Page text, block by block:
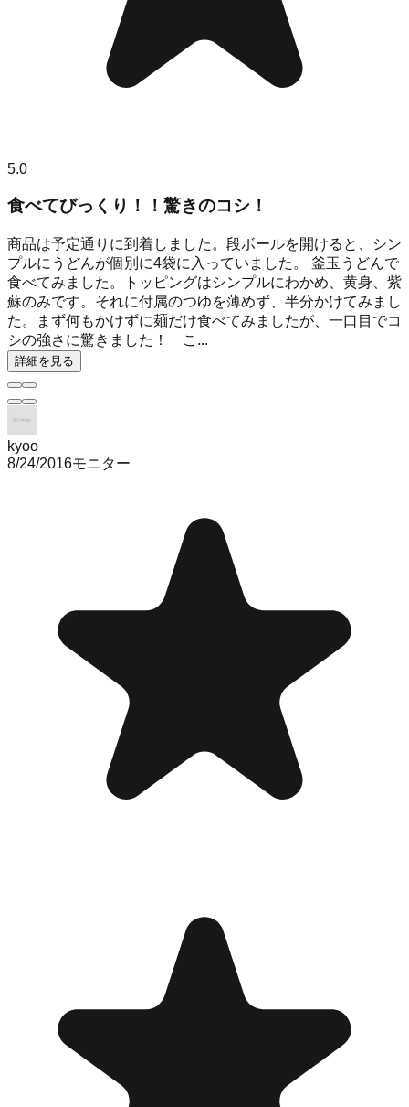
5.0
食べてびっくり！！驚きのコシ！
商品は予定通りに到着しました。段ボールを開けると、シン
プルにうどんが個別に4袋に入っていました。 釜玉うどんで
食べてみました。トッピングはシンプルにわかめ、黄身、紫
蘇のみです。それに付属のつゆを薄めず、半分かけてみまし
た。まず何もかけずに麺だけ食べてみましたが、一口目でコ
シの強さに驚きました！ こ...
詳細を見る
kyoo
8/24/2016モニター